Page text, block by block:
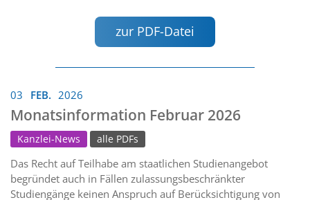
zur PDF-Datei
03 FEB. 2026
Monatsinformation Februar 2026
Kanzlei-News alle PDFs
Das Recht auf Teilhabe am staatlichen Studienangebot
begründet auch in Fällen zulassungsbeschränkter
Studiengänge keinen Anspruch auf Berücksichtigung von